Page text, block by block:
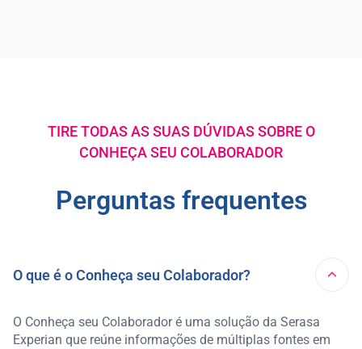
TIRE TODAS AS SUAS DÚVIDAS SOBRE O
CONHEÇA SEU COLABORADOR
Perguntas frequentes
O que é o Conheça seu Colaborador?
O Conheça seu Colaborador é uma solução da Serasa
Experian que reúne informações de múltiplas fontes em